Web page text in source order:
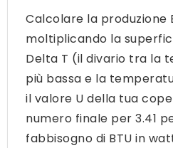
Calcolare la produzione
moltiplicando la
Delta T (il divario tra la
più bassa e la
il valore U della tua
numero finale per 3.41
fabbisogno di BTU in